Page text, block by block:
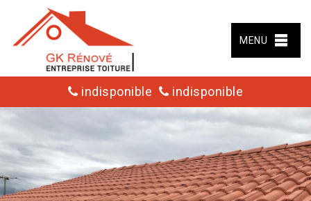
MENU
indisponible indisponible